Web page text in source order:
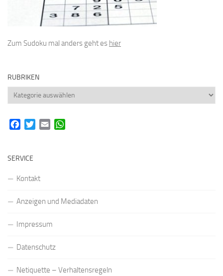
Zum Sudoku mal anders geht es hier
RUBRIKEN
Rubriken
FacebookTwitterEmail
SERVICE
Kontakt
Anzeigen und Mediadaten
Impressum
Datenschutz
Netiquette – Verhaltensregeln